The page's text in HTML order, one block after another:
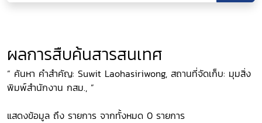
ผลการสืบค้นสารสนเทศ
“ ค้นหา คำสำคัญ: Suwit Laohasiriwong, สถานที่จัดเก็บ: มุมสิ่ง
พิมพ์สำนักงาน กสม., ”
แสดงข้อมูล ถึง รายการ จากทั้งหมด 0 รายการ